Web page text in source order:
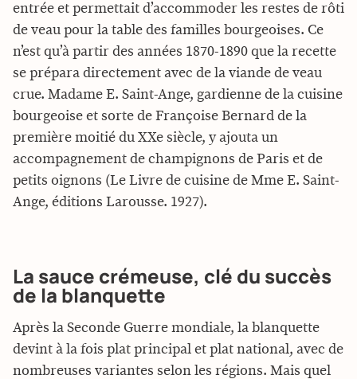
entrée et permettait d’accommoder les restes de rôti
de veau pour la table des familles bourgeoises. Ce
n’est qu’à partir des années 1870-1890 que la recette
se prépara directement avec de la viande de veau
crue. Madame E. Saint-Ange, gardienne de la cuisine
bourgeoise et sorte de Françoise Bernard de la
première moitié du XXe siècle, y ajouta un
accompagnement de champignons de Paris et de
petits oignons (Le Livre de cuisine de Mme E. Saint-
Ange, éditions Larousse. 1927).
La sauce crémeuse, clé du succès
de la blanquette
Après la Seconde Guerre mondiale, la blanquette
devint à la fois plat principal et plat national, avec de
nombreuses variantes selon les régions. Mais quel